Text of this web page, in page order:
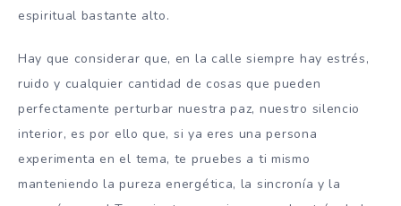
espiritual bastante alto.
Hay que considerar que, en la calle siempre hay estrés,
ruido y cualquier cantidad de cosas que pueden
perfectamente perturbar nuestra paz, nuestro silencio
interior, es por ello que, si ya eres una persona
experimenta en el tema, te pruebes a ti mismo
manteniendo la pureza energética, la sincronía y la